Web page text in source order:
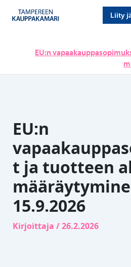
sisältöön
Liity
EU:n
EU:n
t ja tuotteen
15.9.2026
Kirjoittaja /26.2.2026